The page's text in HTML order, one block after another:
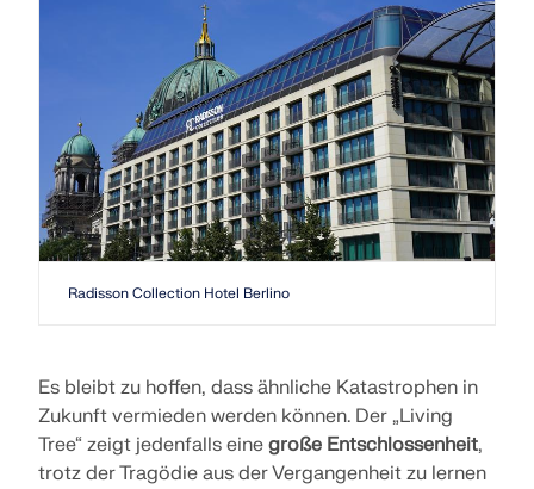
Radisson Collection Hotel Berlino
Es bleibt zu hoffen, dass ähnliche Katastrophen in
Zukunft vermieden werden können. Der „Living
Tree“ zeigt jedenfalls eine große Entschlossenheit,
trotz der Tragödie aus der Vergangenheit zu lernen